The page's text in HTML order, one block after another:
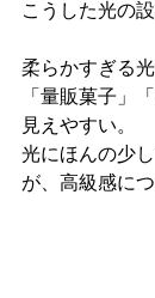
こうした光の
柔らかすぎる光
「量販菓子」
見えやすい。
光にほんの少
が、高級感につ